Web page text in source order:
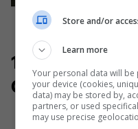
14. Christopher
Gandalf (The
Store and/or
Learn more
Your personal data will
your device (cookies,
data) may be stored by,
partners, or used
may use precise